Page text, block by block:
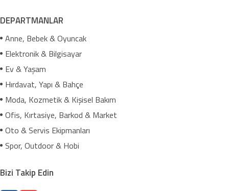
DEPARTMANLAR
Anne, Bebek & Oyuncak
Elektronik & Bilgisayar
Ev & Yaşam
Hırdavat, Yapı & Bahçe
Moda, Kozmetik & Kişisel Bakım
Ofis, Kırtasiye, Barkod & Market
Oto & Servis Ekipmanları
Spor, Outdoor & Hobi
Bizi Takip Edin